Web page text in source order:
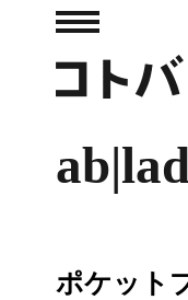
ポケット